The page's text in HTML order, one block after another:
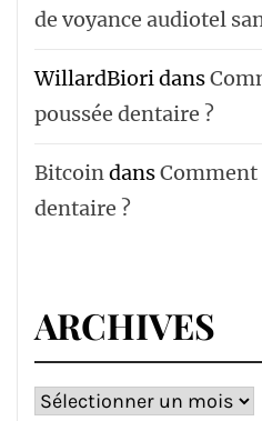
de voyance audiotel
WillardBioridans
poussée dentaire ?
BitcoindansComment
dentaire ?
ARCHIVES
Archives